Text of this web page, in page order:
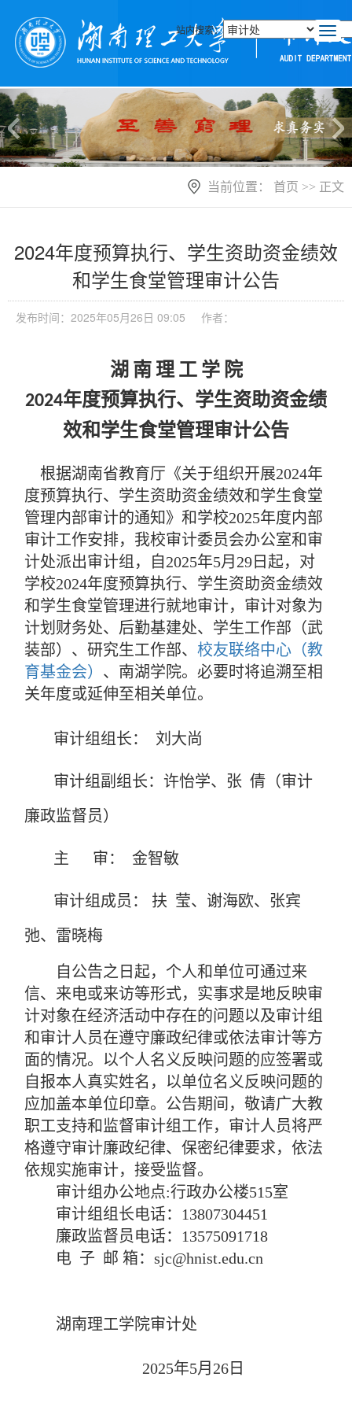
T
g
e
n
a
v
g
a
o
站内搜索：
当前位置： 首页 >> 正文
2024年度预算执行、学生资助资金绩效
和学生食堂管理审计公告
发布时间：2025年05月26日 09:05 作者：
湖 南 理 工 学 院
2024年度预算执行、 学生资助资金绩
效和学生食堂管理审计公告
根据湖南省教育厅《关于组织开展2024年
度预算执行、 学生资助资金绩效和学生食堂
管理内部审计的通知》和学校2025年度内部
审计工作安排，我校审计委员会办公室和审
计处派出审计组 ， 自 2025年5月 29日起，对
学校2024年度预算执行、 学生资助资金绩效
和学生食堂管理进行就地审计， 审计对象为
计划财务处、 后勤基建处、学生工作部（武
装部） 、 研究生工作部、 校友联络中心（教
育基金会） 、 南湖学院。必要时将追溯至相
关年度或延伸至相关单位。
审计组组长： 刘 大尚
审计组 副 组长： 许怡学、张 倩（审计
廉政监督员）
主 审： 金智敏
审计组成员： 扶 莹、谢海欧、张宾
弛、雷晓梅
自公告之日起，个人和单位可通过来
信、来电或来访等形式，实事求是地反映审
计对象在经济活动中存在的问题以及审计组
和审计人员在遵守廉政纪律或依法审计等方
面的情况。以个人名义反映问题的应签署或
自报本人真实姓名，以单位名义反映问题的
应加盖本单位印章。公告期间，敬请广大教
职工支持和监督审计组工作，审计人员将严
格遵守审计廉政纪律、保密纪律要求，依法
依规实施审计，接受监督。
审计组办公地点:行政办公楼515室
审计组组长电话： 13807304451
廉政监督员电话： 13575091718
电 子 邮 箱： sjc@hnist.edu.cn
湖南理工学院审计处
2025年5月 26日